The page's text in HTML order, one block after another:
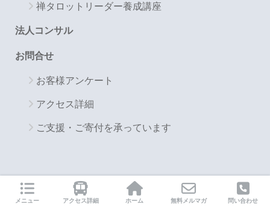
禅タロットリーダー養成講座
法人コンサル
お問合せ
お客様アンケート
アクセス詳細
ご支援・ご寄付を承っています
お問合せ・アクセス等
メニュー アクセス詳細 ホーム 無料メルマガ 問い合わせ